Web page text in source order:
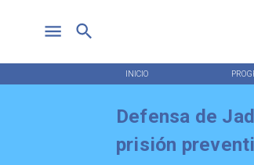
INICIO
Defensa de
prisión